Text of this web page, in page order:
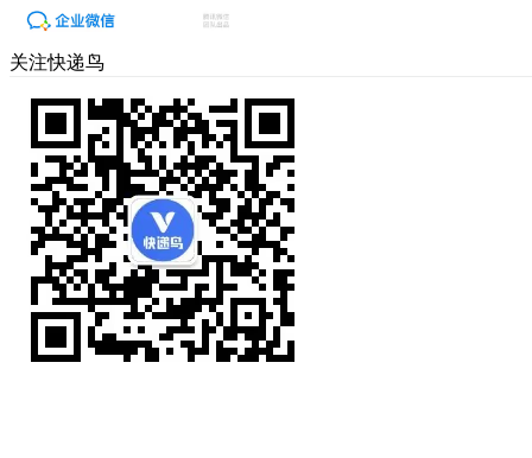
关注快递鸟